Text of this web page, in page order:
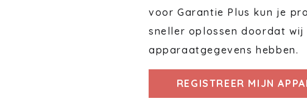
voor Garantie Plus kun je
sneller oplossen doordat wij
apparaatgegevens hebben.
REGISTREER MIJN